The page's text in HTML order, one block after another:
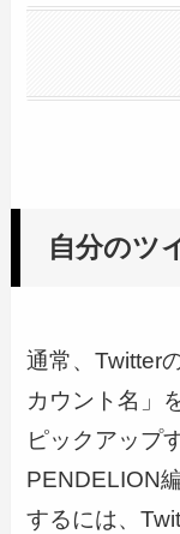
自分のツ
通常、Twitter
カウント名」
ピックアップ
PENDELION
するには、